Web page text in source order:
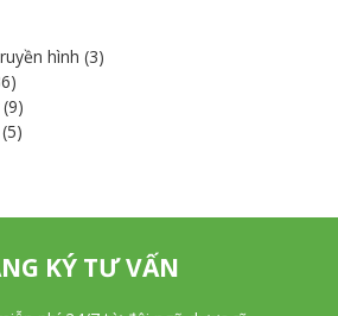
hình (3)
KÝ TƯ VẤN